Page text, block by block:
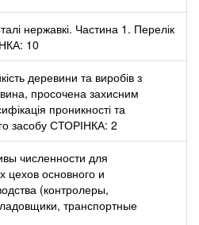
нержавкі. Частина 1. Перелік
10
деревини та виробів з
просочена захисним
проникності та
засобу СТОРІНКА: 2
численности для
цехов основного и
(контролеры,
транспортные